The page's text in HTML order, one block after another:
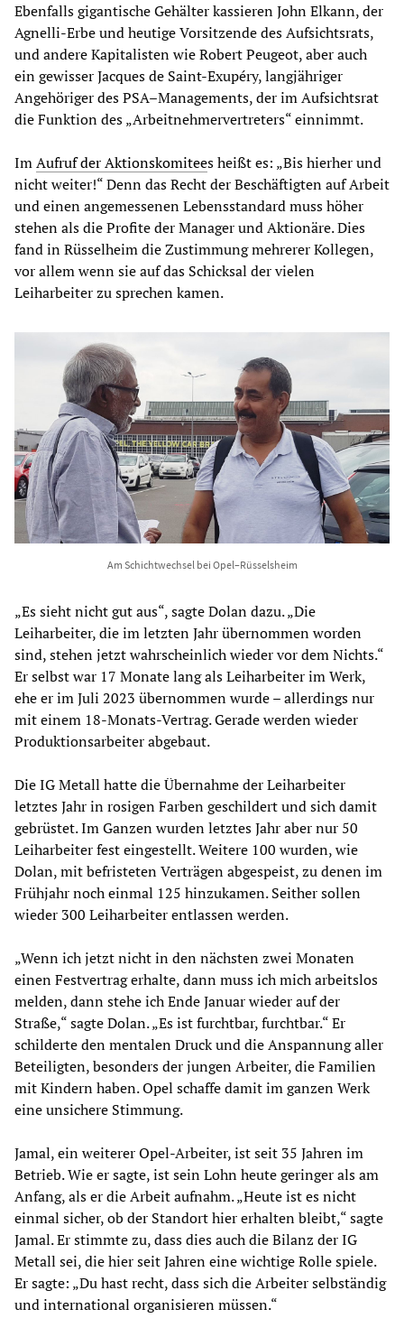
Ebenfalls gigantische Gehälter kassieren John Elkann, der
Agnelli-Erbe und heutige Vorsitzende des Aufsichtsrats,
und andere Kapitalisten wie Robert Peugeot, aber auch
ein gewisser Jacques de Saint-Exupéry, langjähriger
Angehöriger des PSA–Managements, der im Aufsichtsrat
die Funktion des „Arbeitnehmervertreters“ einnimmt.
ImAufruf der Aktionskomitees heißt es: „Bis hierher und
nicht weiter!“ Denn das Recht der Beschäftigten auf Arbeit
und einen angemessenen Lebensstandard muss höher
stehen als die Profite der Manager und Aktionäre. Dies
fand in Rüsselheim die Zustimmung mehrerer Kollegen,
vor allem wenn sie auf das Schicksal der vielen
Leiharbeiter zu sprechen kamen.
Am Schichtwechsel bei Opel–Rüsselsheim
„Es sieht nicht gut aus“, sagte Dolan dazu. „Die
Leiharbeiter, die im letzten Jahr übernommen worden
sind, stehen jetzt wahrscheinlich wieder vor dem Nichts.“
Er selbst war 17 Monate lang als Leiharbeiter im Werk,
ehe er im Juli 2023 übernommen wurde – allerdings nur
mit einem 18-Monats-Vertrag. Gerade werden wieder
Produktionsarbeiter abgebaut.
Die IG Metall hatte die Übernahme der Leiharbeiter
letztes Jahr in rosigen Farben geschildert und sich damit
gebrüstet. Im Ganzen wurden letztes Jahr aber nur 50
Leiharbeiter fest eingestellt. Weitere 100 wurden, wie
Dolan, mit befristeten Verträgen abgespeist, zu denen im
Frühjahr noch einmal 125 hinzukamen. Seither sollen
wieder 300 Leiharbeiter entlassen werden.
„Wenn ich jetzt nicht in den nächsten zwei Monaten
einen Festvertrag erhalte, dann muss ich mich arbeitslos
melden, dann stehe ich Ende Januar wieder auf der
Straße,“ sagte Dolan. „Es ist furchtbar, furchtbar.“ Er
schilderte den mentalen Druck und die Anspannung aller
Beteiligten, besonders der jungen Arbeiter, die Familien
mit Kindern haben. Opel schaffe damit im ganzen Werk
eine unsichere Stimmung.
Jamal, ein weiterer Opel-Arbeiter, ist seit 35 Jahren im
Betrieb. Wie er sagte, ist sein Lohn heute geringer als am
Anfang, als er die Arbeit aufnahm. „Heute ist es nicht
einmal sicher, ob der Standort hier erhalten bleibt,“ sagte
Jamal. Er stimmte zu, dass dies auch die Bilanz der IG
Metall sei, die hier seit Jahren eine wichtige Rolle spiele.
Er sagte: „Du hast recht, dass sich die Arbeiter selbständig
und international organisieren müssen.“